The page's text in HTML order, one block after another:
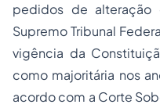
pedidos de
Supremo Tribunal
vigência da
como majoritária nos
acordo com a Corte